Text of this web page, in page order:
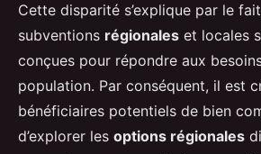
Cette disparité s’explique par le
subventions régionales et locales
conçues pour répondre aux
population. Par conséquent, il est
bénéficiaires potentiels de bien
d’explorer les options régionales